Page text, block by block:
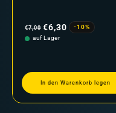
Preis
€7,00 €6,30
-10%
auf Lager
In den Warenkorb legen